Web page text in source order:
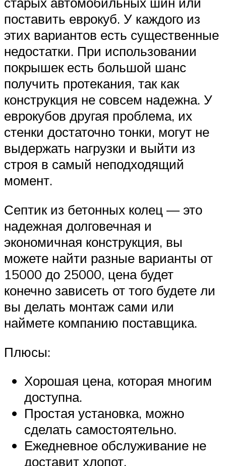
поставить еврокуб. У каждого из
этих вариантов есть существенные
недостатки. При использовании
покрышек есть большой шанс
получить протекания, так как
конструкция не совсем надежна. У
еврокубов другая проблема, их
стенки достаточно тонки, могут не
выдержать нагрузки и выйти из
строя в самый неподходящий
момент.
Септик из бетонных колец — это
надежная долговечная и
экономичная конструкция, вы
можете найти разные варианты от
15000 до 25000, цена будет
конечно зависеть от того будете ли
вы делать монтаж сами или
наймете компанию поставщика.
Плюсы:
Хорошая цена, которая многим
доступна.
Простая установка, можно
сделать самостоятельно.
Ежедневное обслуживание не
доставит хлопот.